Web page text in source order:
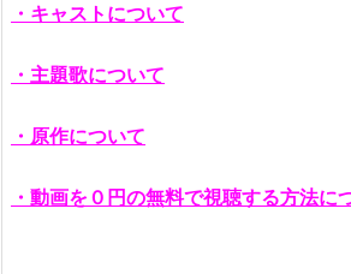
・キャストについて
・主題歌について
・原作について
・動画を０円の無料で視聴する方法に